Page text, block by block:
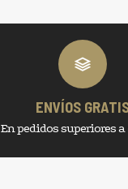
ENVÍOS
En pedidos superiores a